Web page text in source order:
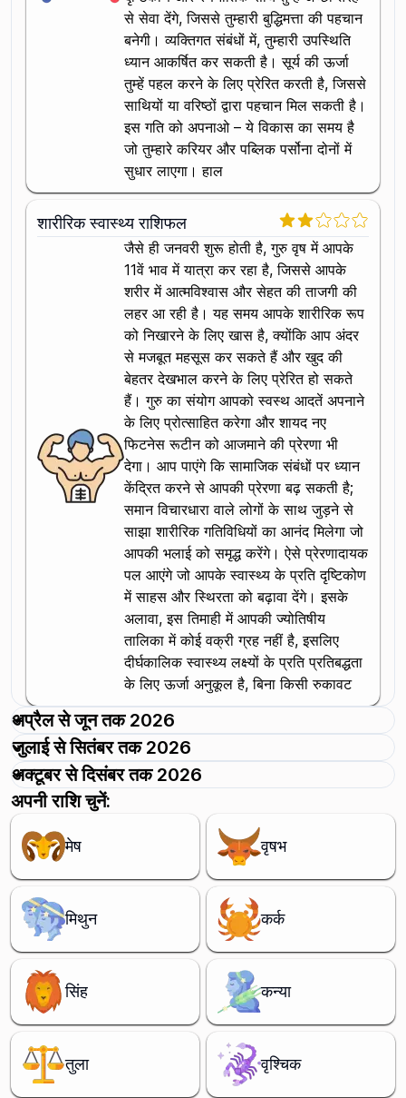
से सेवा देंगे, जिससे तुम्हारी बुद्धिमत्ता की पहचान
बनेगी। व्यक्तिगत संबंधों में, तुम्हारी उपस्थिति
ध्यान आकर्षित कर सकती है। सूर्य की ऊर्जा
तुम्हें पहल करने के लिए प्रेरित करती है, जिससे
साथियों या वरिष्ठों द्वारा पहचान मिल सकती है।
इस गति को अपनाओ – ये विकास का समय है
जो तुम्हारे करियर और पब्लिक पर्सोना दोनों में
सुधार लाएगा। हाल
शारीरिक स्वास्थ्य राशिफल
जैसे ही जनवरी शुरू होती है, गुरु वृष में आपके
11वें भाव में यात्रा कर रहा है, जिससे आपके
शरीर में आत्मविश्वास और सेहत की ताजगी की
लहर आ रही है। यह समय आपके शारीरिक रूप
को निखारने के लिए खास है, क्योंकि आप अंदर
से मजबूत महसूस कर सकते हैं और खुद की
बेहतर देखभाल करने के लिए प्रेरित हो सकते
हैं। गुरु का संयोग आपको स्वस्थ आदतें अपनाने
के लिए प्रोत्साहित करेगा और शायद नए
फिटनेस रूटीन को आजमाने की प्रेरणा भी
देगा। आप पाएंगे कि सामाजिक संबंधों पर ध्यान
केंद्रित करने से आपकी प्रेरणा बढ़ सकती है;
समान विचारधारा वाले लोगों के साथ जुड़ने से
साझा शारीरिक गतिविधियों का आनंद मिलेगा जो
आपकी भलाई को समृद्ध करेंगे। ऐसे प्रेरणादायक
पल आएंगे जो आपके स्वास्थ्य के प्रति दृष्टिकोण
में साहस और स्थिरता को बढ़ावा देंगे। इसके
अलावा, इस तिमाही में आपकी ज्योतिषीय
तालिका में कोई वक्री ग्रह नहीं है, इसलिए
दीर्घकालिक स्वास्थ्य लक्ष्यों के प्रति प्रतिबद्धता
के लिए ऊर्जा अनुकूल है, बिना किसी रुकावट
अप्रैल से जून तक 2026
जुलाई से सितंबर तक 2026
अक्टूबर से दिसंबर तक 2026
अपनी राशि चुनें:
मेष वृषभ
मिथुन कर्क
सिंह कन्या
तुला वृश्चिक